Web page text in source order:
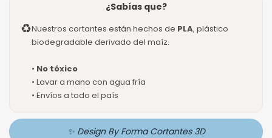
¿Sabías que?
♻Nuestros cortantes están hechos de PLA, plástico
biodegradable derivado del maíz.
• No tóxico
• Lavar a mano con agua fría
• Envíos a todo el país
✨ Design By Forma Cortantes 3D